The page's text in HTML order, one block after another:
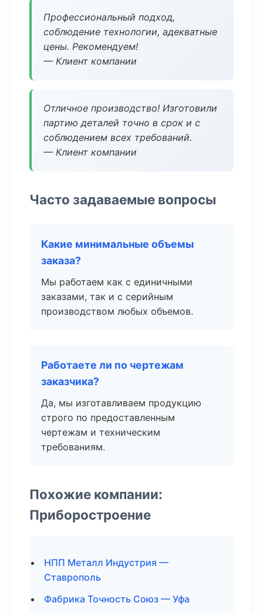
Профессиональный подход,
соблюдение технологии, адекватные
цены. Рекомендуем!
— Клиент компании
Отличное производство! Изготовили
партию деталей точно в срок и с
соблюдением всех требований.
— Клиент компании
Часто задаваемые вопросы
Какие минимальные объемы
заказа?
Мы работаем как с единичными
заказами, так и с серийным
производством любых объемов.
Работаете ли по чертежам
заказчика?
Да, мы изготавливаем продукцию
строго по предоставленным
чертежам и техническим
требованиям.
Похожие компании:
Приборостроение
НПП Металл Индустрия —
Ставрополь
Фабрика Точность Союз — Уфа